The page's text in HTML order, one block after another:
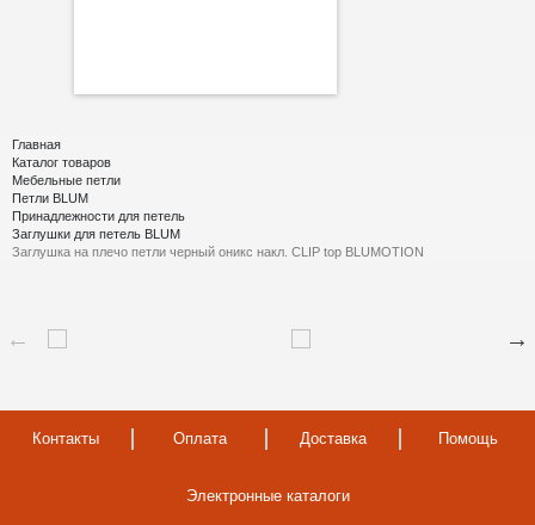
Главная
Каталог товаров
Мебельные петли
Петли BLUM
Принадлежности для петель
Заглушки для петель BLUM
Заглушка на плечо петли черный оникс накл. CLIP top BLUMOTION
Контакты Оплата Доставка Помощь
Электронные каталоги